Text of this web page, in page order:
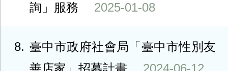
詢」服務
2025-01-08
8
臺中市政府社會局「臺中市性別友
善店家」招募計畫
2024-06-12